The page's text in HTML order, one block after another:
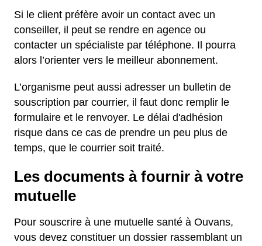
Si le client préfère avoir un contact avec un
conseiller, il peut se rendre en agence ou
contacter un spécialiste par téléphone. Il pourra
alors l’orienter vers le meilleur abonnement.
L’organisme peut aussi adresser un bulletin de
souscription par courrier, il faut donc remplir le
formulaire et le renvoyer. Le délai d'adhésion
risque dans ce cas de prendre un peu plus de
temps, que le courrier soit traité.
Les documents à fournir à votre
mutuelle
Pour souscrire à une mutuelle santé à Ouvans,
vous devez constituer un dossier rassemblant un